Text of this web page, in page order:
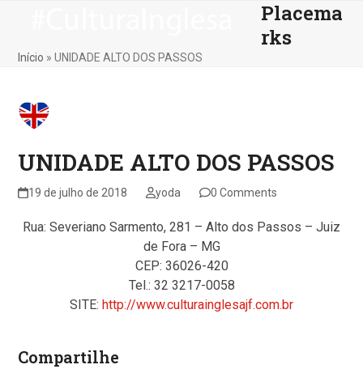
menu
menu
Placema
rks
Início »UNIDADE ALTO DOS PASSOS
UNIDADE ALTO DOS PASSOS
19 de julho de 2018 yoda 0 Comments
Rua: Severiano Sarmento, 281 – Alto dos Passos – Juiz
de Fora – MG
CEP: 36026-420
Tel.: 32 3217-0058
SITE: http://www.culturainglesajf.com.br
Compartilhe